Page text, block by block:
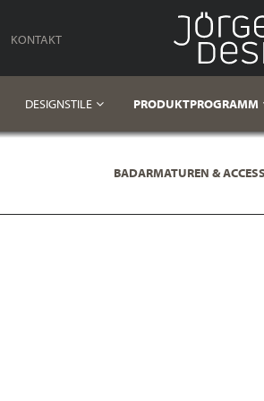
KONTAKT
DESIGNSTILE PRODUKTPROGRAMM
BADARMATUREN &